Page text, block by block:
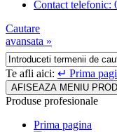
Contact telefonic:
Cautare
avansata »
Te afli aici: ↵ Prima
AFISEAZA MENIU
Produse profesionale
Prima pagina